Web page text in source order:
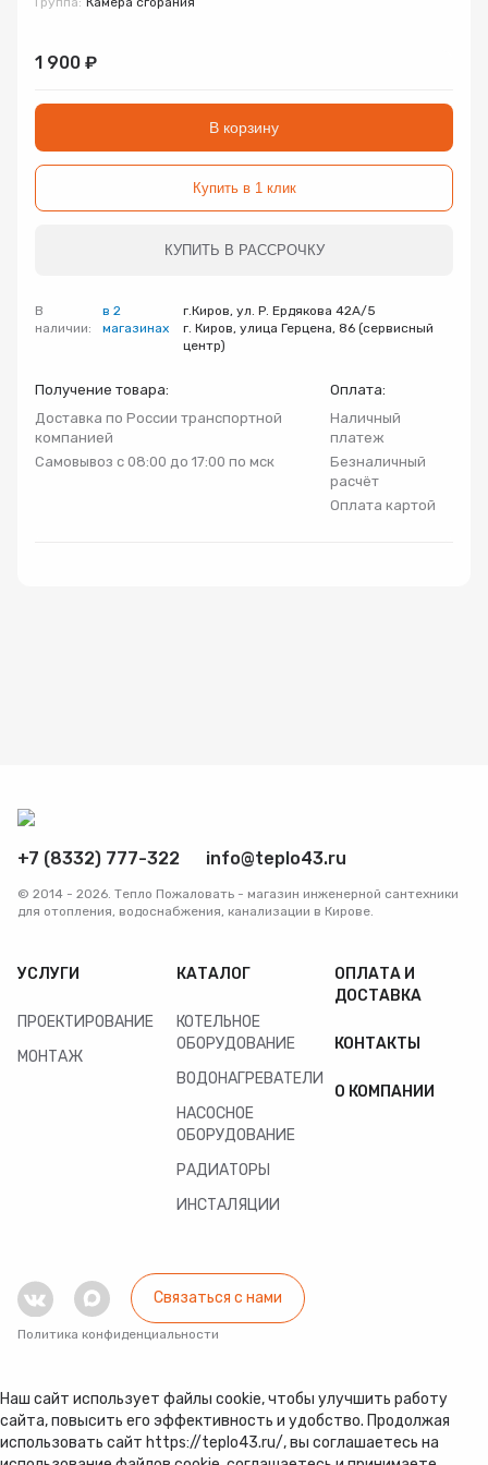
Инсталляции
Коллекторные группы
Насосное оборудование
Крепеж
Предохранительная арматура
1 900 ₽
В корзину
Купить в 1 клик
КУПИТЬ В РАССРОЧКУ
В
наличии:
в 2
магазинах
г.Киров, ул. Р. Ердякова 42А/5
г. Киров, улица Герцена, 86 (сервисный
центр)
Получение товара:
Доставка по России транспортной
компанией
Самовывоз с 08:00 до 17:00 по мск
Оплата:
Наличный
платеж
Безналичный
расчёт
Оплата картой
+7 (8332) 777-322 info@teplo43.ru
© 2014 - 2026. Тепло Пожаловать - магазин инженерной сантехники
для отопления, водоснабжения, канализации в Кирове.
УСЛУГИ
ПРОЕКТИРОВАНИЕ
МОНТАЖ
КАТАЛОГ
КОТЕЛЬНОЕ
ОБОРУДОВАНИЕ
ВОДОНАГРЕВАТЕЛИ
НАСОСНОЕ
ОБОРУДОВАНИЕ
РАДИАТОРЫ
ИНСТАЛЯЦИИ
ОПЛАТА И
ДОСТАВКА
КОНТАКТЫ
О КОМПАНИИ
Политика конфиденциальности
Связаться с нами
Наш сайт использует файлы cookie, чтобы улучшить работу
сайта, повысить его эффективность и удобство. Продолжая
использовать сайт https://teplo43.ru/, вы соглашаетесь на
Авторизуясь, вы принимаете Пользовательское
Нажимая «Купить», вы принимаете
пользовательское соглашениеиполитику
конфиденциальности
Нажимая «Заказать», вы принимаете
пользовательское соглашениеиполитику
конфиденциальности
Нажимая «Оформить», вы принимаете
пользовательское соглашениеиполитику
конфиденциальности